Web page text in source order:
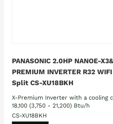
PANASONIC 2.0HP NANOE-
PREMIUM INVERTER R32
Split CS-XU18BKH
X-Premium Inverter with a cooling
18,100 (3,750 - 21,200) Btu/h
CS-XU18BKH